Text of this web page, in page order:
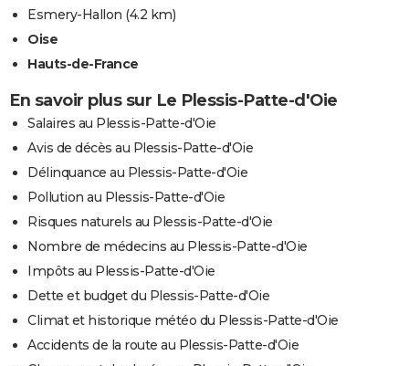
Esmery-Hallon (4.2 km)
Oise
Hauts-de-France
En savoir plus sur Le Plessis-Patte-d'Oie
Salaires au Plessis-Patte-d'Oie
Avis de décès au Plessis-Patte-d'Oie
Délinquance au Plessis-Patte-d'Oie
Pollution au Plessis-Patte-d'Oie
Risques naturels au Plessis-Patte-d'Oie
Nombre de médecins au Plessis-Patte-d'Oie
Impôts au Plessis-Patte-d'Oie
Dette et budget du Plessis-Patte-d'Oie
Climat et historique météo du Plessis-Patte-d'Oie
Accidents de la route au Plessis-Patte-d'Oie